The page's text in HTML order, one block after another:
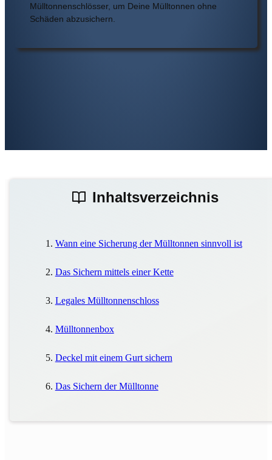
Mülltonnenschlösser, um Deine Mülltonnen ohne
Schäden abzusichern.
Inhaltsverzeichnis
Wann eine Sicherung der Mülltonnen sinnvoll ist
Das Sichern mittels einer Kette
Legales Mülltonnenschloss
Mülltonnenbox
Deckel mit einem Gurt sichern
Das Sichern der Mülltonne